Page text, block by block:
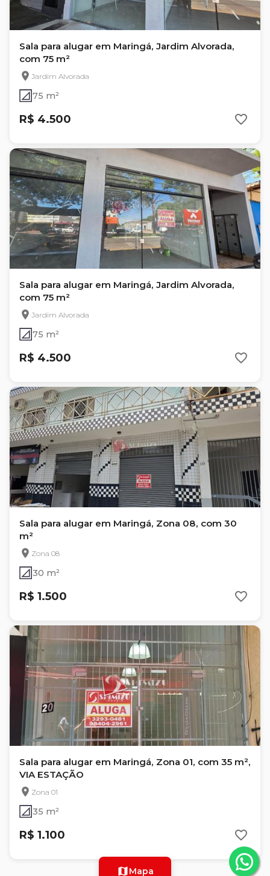
Sala para alugar em Maringá, Jardim Alvorada,
com 75 m²
Jardim Alvorada
75 m²
R$ 4.500
Sala para alugar em Maringá, Jardim Alvorada,
com 75 m²
Jardim Alvorada
75 m²
R$ 4.500
Sala para alugar em Maringá, Zona 08, com 30
m²
Zona 08
30 m²
R$ 1.500
Sala para alugar em Maringá, Zona 01, com 35 m²,
VIA ESTAÇÃO
Zona 01
35 m²
R$ 1.100
Mapa